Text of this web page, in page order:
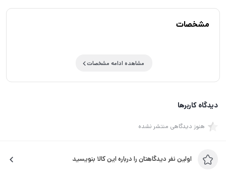
مشخصات
مشاهده ادامه مشخصات
دیدگاه کاربرها
هنوز دیدگاهی منتشر نشده
اولین نفر دیدگاهتان را درباره این کالا بنویسید